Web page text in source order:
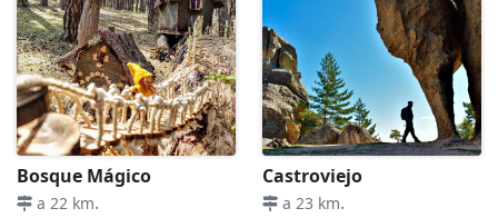
Bosque Mágico
a 22 km.
Castroviejo
a 23 km.